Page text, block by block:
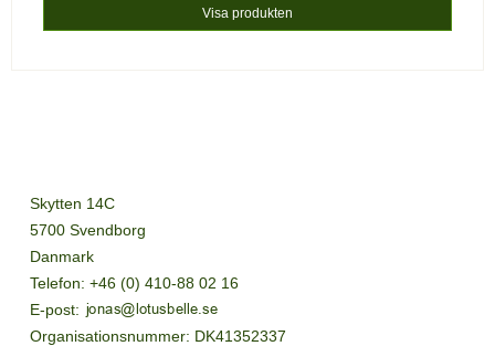
Visa produkten
Skytten 14C
5700 Svendborg
Danmark
Telefon: +46 (0) 410-88 02 16
E-post:
Organisationsnummer: DK41352337